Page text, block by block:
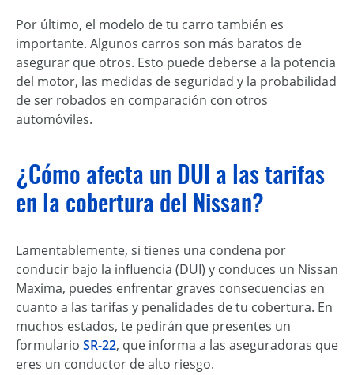
Por último, el modelo de tu carro también es
importante. Algunos carros son más baratos de
asegurar que otros. Esto puede deberse a la potencia
del motor, las medidas de seguridad y la probabilidad
de ser robados en comparación con otros
automóviles.
¿Cómo afecta un DUI a las tarifas
en la cobertura del Nissan?
Lamentablemente, si tienes una condena por
conducir bajo la influencia (DUI) y conduces un Nissan
Maxima, puedes enfrentar graves consecuencias en
cuanto a las tarifas y penalidades de tu cobertura. En
muchos estados, te pedirán que presentes un
formulario SR-22, que informa a las aseguradoras que
eres un conductor de alto riesgo.